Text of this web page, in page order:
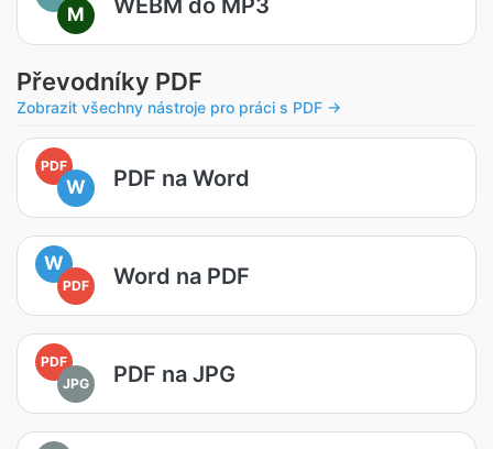
M
Převodníky PDF
Zobrazit všechny nástroje pro práci s PDF →
PDF
W PDF na Word
W
PDF Word na PDF
PDF
JPG
PDF na JPG